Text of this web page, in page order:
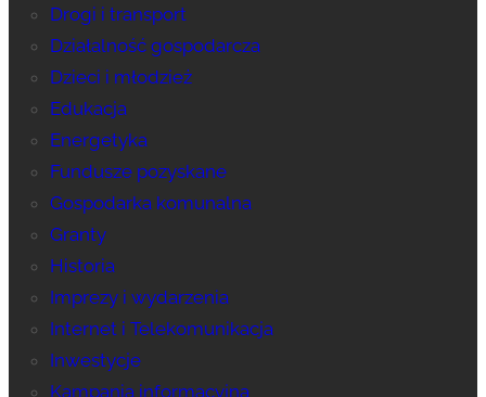
Drogi i transport
Działalność gospodarcza
Dzieci i młodzież
Edukacja
Energetyka
Fundusze pozyskane
Gospodarka komunalna
Granty
Historia
Imprezy i wydarzenia
Internet i Telekomunikacja
Inwestycje
Kampania informacyjna